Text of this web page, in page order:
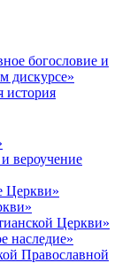
богословие и
дискурсе»
история
вероучение
Церкви»
Церкви»
наследие»
Православной